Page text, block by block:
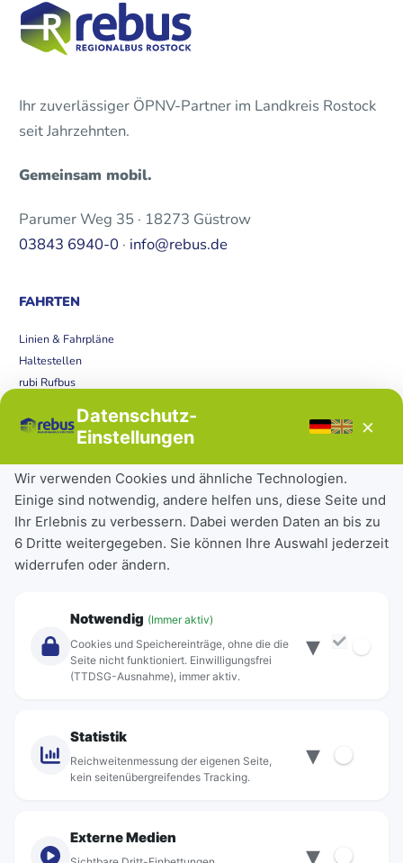
Ihr zuverlässiger ÖPNV-Partner im Landkreis Rostock
seit Jahrzehnten.
Gemeinsam mobil.
Parumer Weg 35 · 18273 Güstrow
03843 6940-0 · info@rebus.de
FAHRTEN
Linien & Fahrpläne
Haltestellen
rubi Rufbus
Störungen
Tickets & Tarife
Deutschlandticket
Schülerkarte
Einzeltickets
Abonnements
Über Rebus
Standorte
Datenschutz-
Einstellungen
×
Wir verwenden Cookies und ähnliche Technologien.
Einige sind notwendig, andere helfen uns, diese Seite und
Ihr Erlebnis zu verbessern. Dabei werden Daten an bis zu
6 Dritte weitergegeben. Sie können Ihre Auswahl jederzeit
widerrufen oder ändern.
Notwendig (Immer aktiv)
Cookies und Speichereinträge, ohne die die
Seite nicht funktioniert. Einwilligungsfrei
(TTDSG-Ausnahme), immer aktiv.
▾
Statistik
Reichweitenmessung der eigenen Seite,
kein seitenübergreifendes Tracking.
▾
Externe Medien
▾